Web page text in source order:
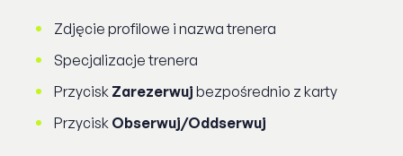
Zdjęcie profilowe i nazwa trenera
Specjalizacje trenera
Przycisk Zarezerwuj bezpośrednio z karty
Przycisk Obserwuj/Oddserwuj